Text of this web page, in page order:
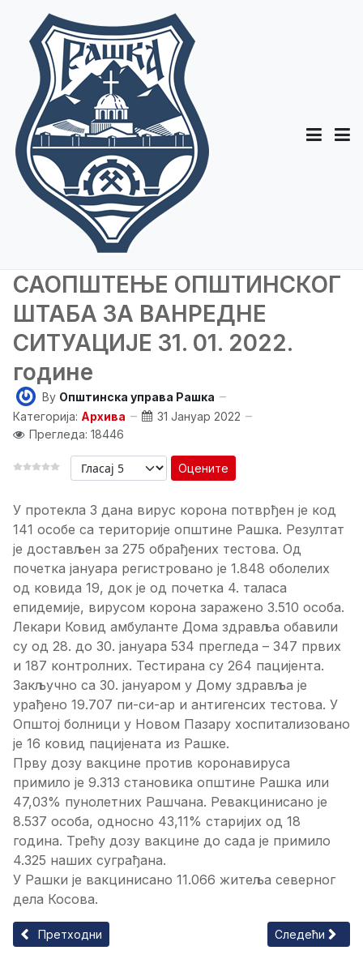
САОПШТЕЊЕ ОПШТИНСКОГ
ШТАБА ЗА ВАНРЕДНЕ
СИТУАЦИЈЕ 31. 01. 2022.
године
By Општинска управа Рашка
Категорија: Архива
31 Јануар 2022
Прегледа: 18446
Оцените
У протекла 3 дана вирус корона потврђен је код
141 особе са територије општине Рашка. Резултат
је достављен за 275 обрађених тестова. Од
почетка јануара регистровано је 1.848 оболелих
од ковида 19, док је од почетка 4. таласа
епидемије, вирусом корона заражено 3.510 особа.
Лекари Ковид амбуланте Дома здравља обавили
су од 28. до 30. јануара 534 прегледа – 347 првих
и 187 контролних. Тестирана су 264 пацијента.
Закључно са 30. јануаром у Дому здравља је
урађено 19.707 пи-си-ар и антигенсих тестова. У
Општој болници у Новом Пазару хоспитализовано
је 16 ковид пацијената из Рашке.
Прву дозу вакцине против коронавируса
примило је 9.313 становика општине Рашка или
47,03% пунолетних Рашчана. Ревакцинисано је
8.537 особа, односно 43,11% старијих од 18
година. Трећу дозу вакцине до сада је примило
4.325 наших суграђана.
У Рашки је вакцинисано 11.066 житеља северног
дела Косова.
Претходни чланак: САОПШТЕЊЕ ОПШТИНСКОГ ШТАБА ЗА
Претходни Следећи
Следећи